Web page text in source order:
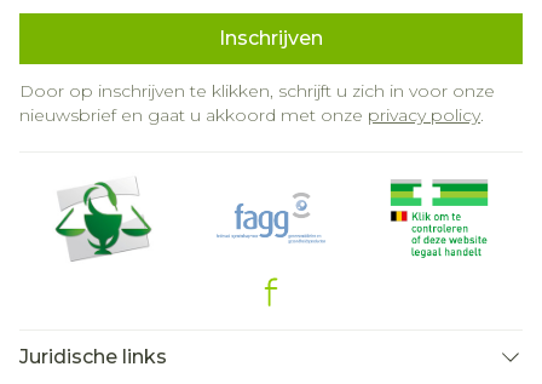
Inschrijven
Door op inschrijven te klikken, schrijft u zich in voor onze
nieuwsbrief en gaat u akkoord met onze privacy policy.
Juridische links